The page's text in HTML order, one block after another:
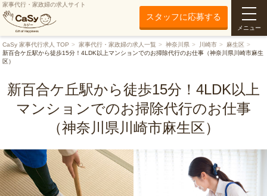
家事代行・家政婦の求人サイト
スタッフに応募する
メニュー
CaSy 家事代行求人 TOP 家事代行・家政婦の求人一覧 神奈川県 川崎市
麻生区
新百合ケ丘駅から徒歩15分！4LDK以上マンションでのお掃除代行のお仕事（神奈川県川崎市麻生
区）
新百合ケ丘駅から徒歩15分！4LDK以上
マンションでのお掃除代行のお仕事
（神奈川県川崎市麻生区）